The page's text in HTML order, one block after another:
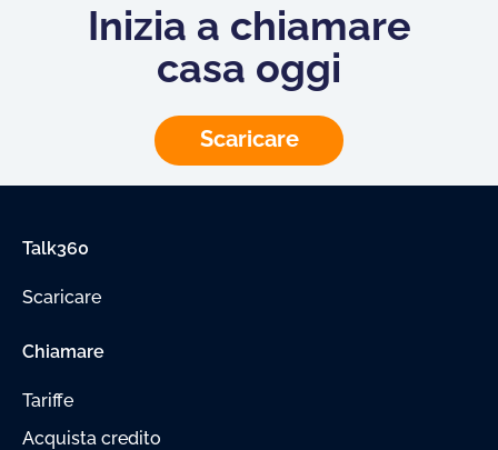
Inizia a chiamare
casa oggi
Scaricare
Talk360
Scaricare
Chiamare
Tariffe
Acquista credito